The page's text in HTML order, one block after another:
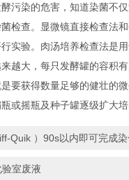
污染的危害，知道染菌不
检查。显微镜直接检查法
实验。肉汤培养检查法是
越大，每只发酵罐的容积
要获得数量足够的健壮的
或摇瓶及种子罐逐级扩大
Quik ）90s以内即可完成
室废液